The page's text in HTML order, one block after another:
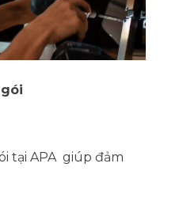
tại APA giúp đảm